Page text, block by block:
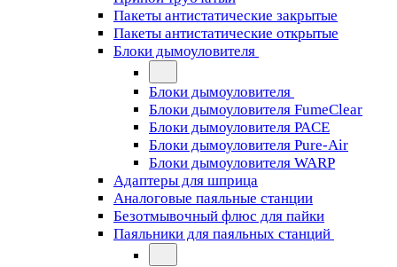
Пакеты антистатические закрытые
Пакеты антистатические открытые
Блоки дымоуловителя
Блоки дымоуловителя
Блоки дымоуловителя FumeClear
Блоки дымоуловителя PACE
Блоки дымоуловителя Pure-Air
Блоки дымоуловителя WARP
Адаптеры для шприца
Аналоговые паяльные станции
Безотмывочный флюс для пайки
Паяльники для паяльных станций